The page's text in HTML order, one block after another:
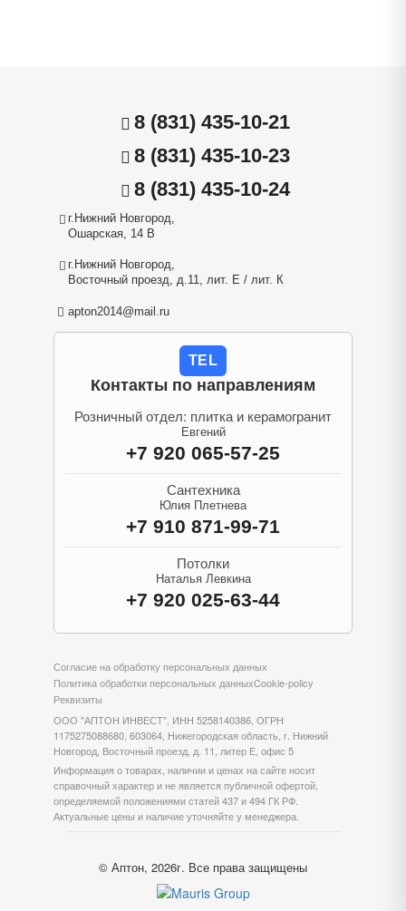
8 (831) 435-10-21
8 (831) 435-10-23
8 (831) 435-10-24
г.Нижний Новгород,
Ошарская, 14 В
г.Нижний Новгород,
Восточный проезд, д.11, лит. Е / лит. К
apton2014@mail.ru
TEL
Контакты по направлениям
Розничный отдел: плитка и керамогранит
Евгений
+7 920 065-57-25
Сантехника
Юлия Плетнева
+7 910 871-99-71
Потолки
Наталья Левкина
+7 920 025-63-44
Согласие на обработку персональных данных
Политика обработки персональных данныхCookie-policy
Реквизиты
ООО "АПТОН ИНВЕСТ", ИНН 5258140386, ОГРН
1175275088680, 603064, Нижегородская область, г. Нижний
Новгород, Восточный проезд, д. 11, литер Е, офис 5
Информация о товарах, наличии и ценах на сайте носит
справочный характер и не является публичной офертой,
определяемой положениями статей 437 и 494 ГК РФ.
Актуальные цены и наличие уточняйте у менеджера.
© Аптон, 2026г. Все права защищены